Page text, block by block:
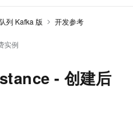
列 Kafka 版
开发参考
实例
- 创建后